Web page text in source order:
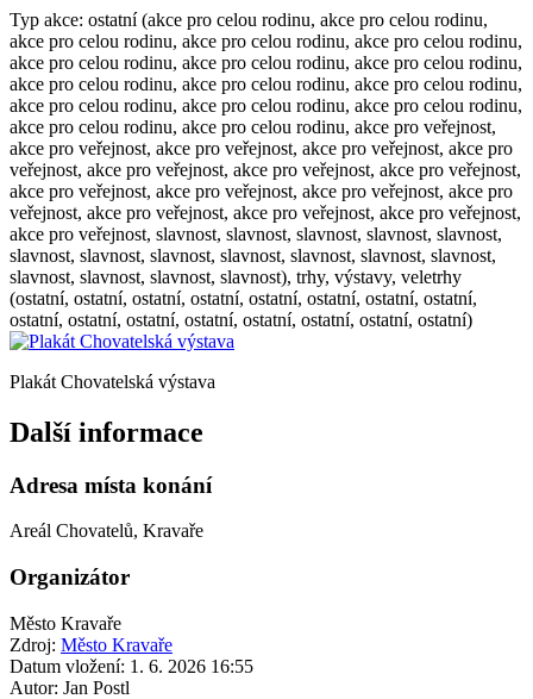
Typ akce: ostatní (akce pro celou rodinu, akce pro celou rodinu,
akce pro celou rodinu, akce pro celou rodinu, akce pro celou rodinu,
akce pro celou rodinu, akce pro celou rodinu, akce pro celou rodinu,
akce pro celou rodinu, akce pro celou rodinu, akce pro celou rodinu,
akce pro celou rodinu, akce pro celou rodinu, akce pro celou rodinu,
akce pro celou rodinu, akce pro celou rodinu, akce pro veřejnost,
akce pro veřejnost, akce pro veřejnost, akce pro veřejnost, akce pro
veřejnost, akce pro veřejnost, akce pro veřejnost, akce pro veřejnost,
akce pro veřejnost, akce pro veřejnost, akce pro veřejnost, akce pro
veřejnost, akce pro veřejnost, akce pro veřejnost, akce pro veřejnost,
akce pro veřejnost, slavnost, slavnost, slavnost, slavnost, slavnost,
slavnost, slavnost, slavnost, slavnost, slavnost, slavnost, slavnost,
slavnost, slavnost, slavnost, slavnost), trhy, výstavy, veletrhy
(ostatní, ostatní, ostatní, ostatní, ostatní, ostatní, ostatní, ostatní,
ostatní, ostatní, ostatní, ostatní, ostatní, ostatní, ostatní, ostatní)
Plakát Chovatelská výstava
Další informace
Adresa místa konání
Areál Chovatelů, Kravaře
Organizátor
Město Kravaře
Zdroj: Město Kravaře
Datum vložení: 1. 6. 2026 16:55
Autor: Jan Postl